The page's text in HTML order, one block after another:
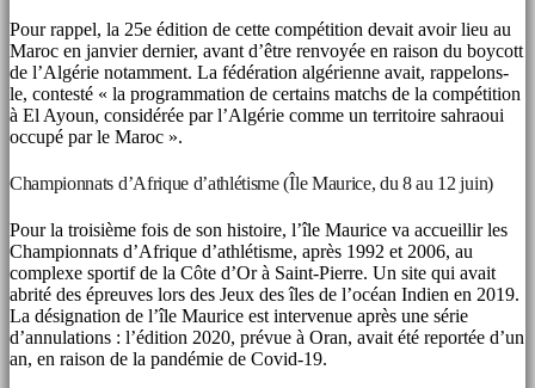
Pour rappel, la 25e édition de cette compétition devait avoir lieu au
Maroc en janvier dernier, avant d’être renvoyée en raison du boycott
de l’Algérie notamment. La fédération algérienne avait, rappelons-
le, contesté « la programmation de certains matchs de la compétition
à El Ayoun, considérée par l’Algérie comme un territoire sahraoui
occupé par le Maroc ».
Championnats d’Afrique d’athlétisme (Île Maurice, du 8 au 12 juin)
Pour la troisième fois de son histoire, l’île Maurice va accueillir les
Championnats d’Afrique d’athlétisme, après 1992 et 2006, au
complexe sportif de la Côte d’Or à Saint-Pierre. Un site qui avait
abrité des épreuves lors des Jeux des îles de l’océan Indien en 2019.
La désignation de l’île Maurice est intervenue après une série
d’annulations : l’édition 2020, prévue à Oran, avait été reportée d’un
an, en raison de la pandémie de Covid-19.